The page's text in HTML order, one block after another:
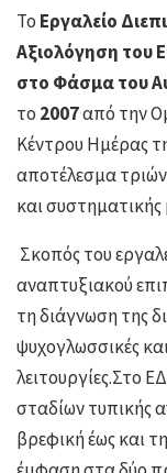
Το Εργαλείο
Αξιολόγηση του
στο Φάσμα του
το 2007από την
Κέντρου Ημέρας
αποτέλεσμα
και συστηματικής
Σκοπός του
αναπτυξιακού
τη διάγνωση της
ψυχογλωσσικές
λειτουργίες.Στο
σταδίων τυπικής
βρεφική έως και